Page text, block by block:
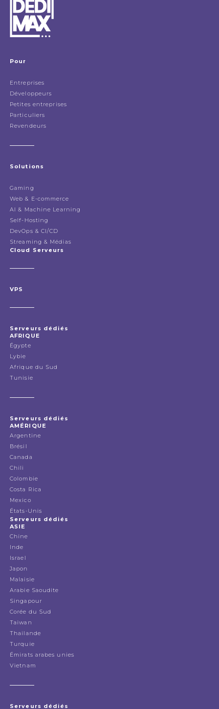
Pour
Entreprises
Développeurs
Petites entreprises
Particuliers
Revendeurs
Solutions
Gaming
Web & E-commerce
AI & Machine Learning
Self-Hosting
DevOps & CI/CD
Streaming & Médias
Cloud Serveurs
VPS
Serveurs dédiés
AFRIQUE
Égypte
Lybie
Afrique du Sud
Tunisie
Serveurs dédiés
AMÉRIQUE
Argentine
Brésil
Canada
Chili
Colombie
Costa Rica
Mexico
États-Unis
Serveurs dédiés
ASIE
Chine
Inde
Israel
Japon
Malaisie
Arabie Saoudite
Singapour
Corée du Sud
Taiwan
Thailande
Turquie
Émirats arabes unies
Vietnam
Serveurs dédiés